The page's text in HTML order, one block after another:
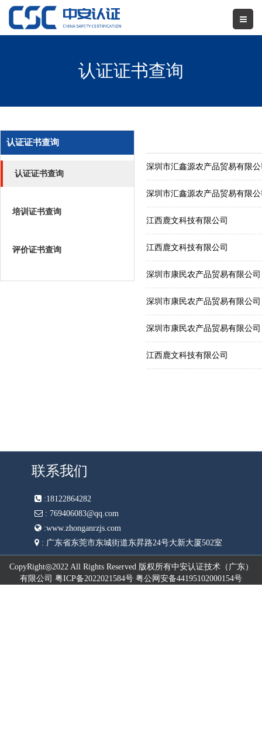
认证证书查询
认证证书查询
认证证书查询
培训证书查询
评价证书查询
深圳市汇鑫源农产品贸易有限
深圳市汇鑫源农产品贸易有限
江西鹿文科技有限公司
江西鹿文科技有限公司
深圳市康民农产品贸易有限公司
深圳市康民农产品贸易有限公司
深圳市康民农产品贸易有限公司
江西鹿文科技有限公司
联系我们
:18122864282
: 769406083@qq.com
:www.zhonganrzjs.com
: 广东省东莞市东城街道东昇路24号大新大厦502室
CopyRight◎2022 All Rights Reserved 版权所有中安认证技术（广东）
有限公司 粤ICP备2022021584号 粤公网安备44195102000154号